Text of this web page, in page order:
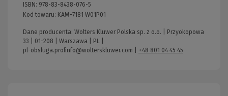
ISBN: 978-83-8438-076-5
Kod towaru: KAM-7181 W01P01
Dane producenta: Wolters Kluwer Polska sp. z o.o. | Przyokopowa
33 | 01-208 | Warszawa | PL |
pl-obsluga.profinfo@wolterskluwer.com
+48 801 04 45 45